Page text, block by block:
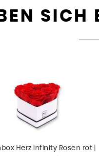
SICH
Herz Infinity Rosen rot |